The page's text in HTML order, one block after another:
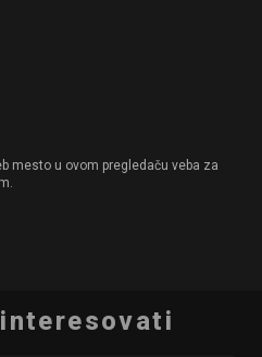
mesto u ovom pregledaču veba za